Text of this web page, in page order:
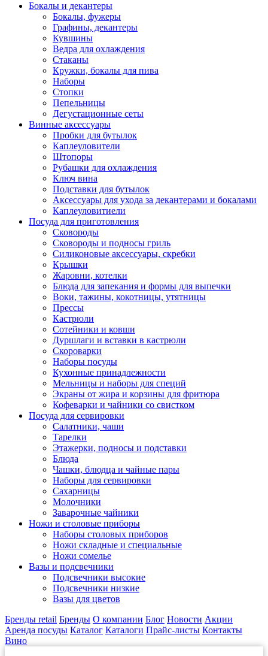
Бокалы и декантеры
Бокалы, фужеры
Графины, декантеры
Кувшины
Ведра для охлаждения
Стаканы
Кружки, бокалы для пива
Наборы
Стопки
Пепельницы
Дегустационные сеты
Винные аксессуары
Пробки для бутылок
Каплеуловители
Штопоры
Рубашки для охлаждения
Ключ вина
Подставки для бутылок
Аксессуары для ухода за декантерами и бокалами
Каплеуловитиели
Посуда для приготовления
Сковороды
Сковороды и подносы гриль
Силиконовые аксессуары, скребки
Крышки
Жаровни, котелки
Блюда для запекания и формы для выпечки
Воки, тажины, кокотницы, утятницы
Прессы
Кастрюли
Сотейники и ковши
Дуршлаги и вставки в кастрюли
Скороварки
Наборы посуды
Кухонные принадлежности
Мельницы и наборы для специй
Экраны от жира и корзины для фритюра
Кофеварки и чайники со свистком
Посуда для сервировки
Салатники, чаши
Тарелки
Этажерки, подносы и подставки
Блюда
Чашки, блюдца и чайные пары
Наборы для сервировки
Сахарницы
Молочники
Заварочные чайники
Ножи и столовые приборы
Наборы столовых приборов
Ножи складные и специальные
Ножи сомелье
Вазы и подсвечники
Подсвечники высокие
Подсвечники низкие
Вазы для цветов
Бренды retail Бренды О компании Блог Новости Акции
Аренда посуды Каталог Каталоги Прайс-листы Контакты
Вино